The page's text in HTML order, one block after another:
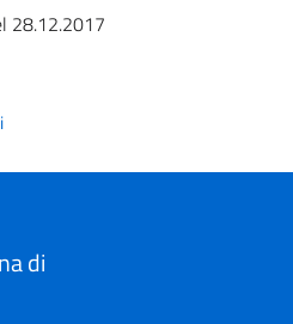
28.12.2017
di